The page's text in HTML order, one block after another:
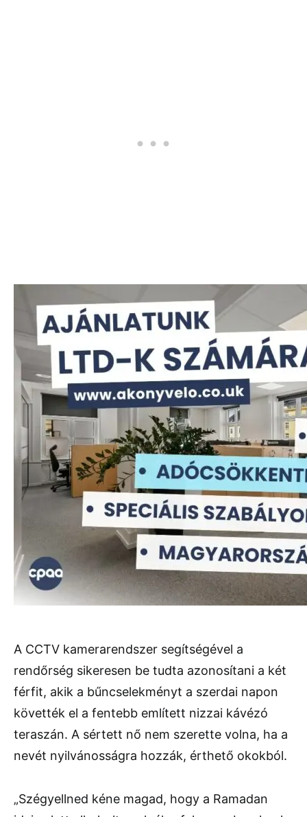
A CCTV kamerarendszer segítségével a
rendőrség sikeresen be tudta azonosítani a két
férfit, akik a bűncselekményt a szerdai napon
követték el a fentebb említett nizzai kávézó
teraszán. A sértett nő nem szerette volna, ha a
nevét nyilvánosságra hozzák, érthető okokból.
„Szégyellned kéne magad, hogy a Ramadan